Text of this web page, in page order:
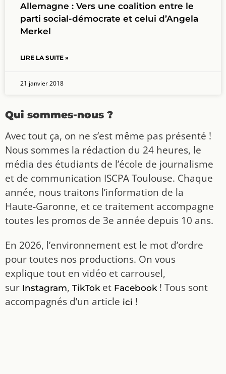
Allemagne : Vers une coalition entre le
parti social-démocrate et celui d’Angela
Merkel
LIRE LA SUITE »
21 janvier 2018
Qui sommes-nous ?
Avec tout ça, on ne s’est même pas présenté !
Nous sommes la rédaction du 24 heures, le
média des étudiants de l’école de journalisme
et de communication ISCPA Toulouse. Chaque
année, nous traitons l’information de la
Haute-Garonne, et ce traitement accompagne
toutes les promos de 3e année depuis 10 ans.
En 2026, l’environnement est le mot d’ordre
pour toutes nos productions. On vous
explique tout en vidéo et carrousel,
sur Instagram, TikToket Facebook! Tous sont
accompagnés d’un article ici !